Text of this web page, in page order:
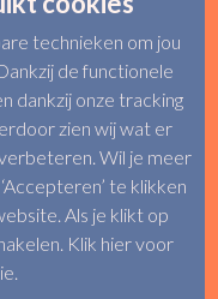
technieken om jou
de functionele
dankzij onze tracking
zien wij wat er
Wil je meer
te klikken
Als je klikt op
Klik hier voor
.